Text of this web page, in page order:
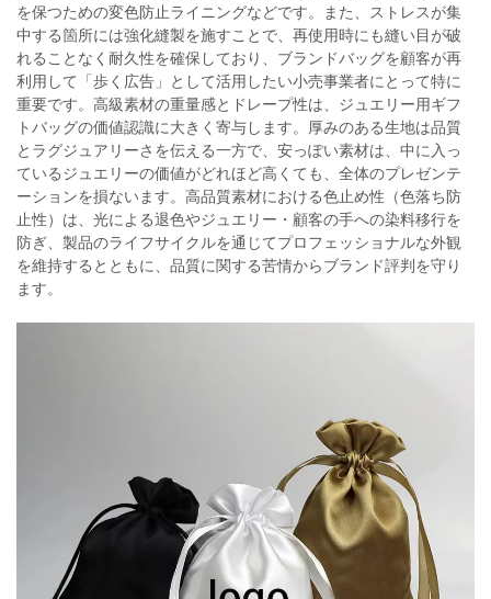
を保つための変色防止ライニングなどです。また、ストレスが集
中する箇所には強化縫製を施すことで、再使用時にも縫い目が破
れることなく耐久性を確保しており、ブランドバッグを顧客が再
利用して「歩く広告」として活用したい小売事業者にとって特に
重要です。高級素材の重量感とドレープ性は、ジュエリー用ギフ
トバッグの価値認識に大きく寄与します。厚みのある生地は品質
とラグジュアリーさを伝える一方で、安っぽい素材は、中に入っ
ているジュエリーの価値がどれほど高くても、全体のプレゼンテ
ーションを損ないます。高品質素材における色止め性（色落ち防
止性）は、光による退色やジュエリー・顧客の手への染料移行を
防ぎ、製品のライフサイクルを通じてプロフェッショナルな外観
を維持するとともに、品質に関する苦情からブランド評判を守り
ます。